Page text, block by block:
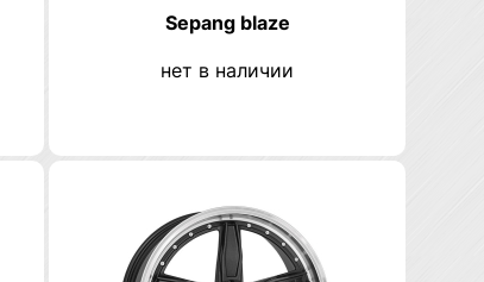
Sepang blaze
нет в наличии